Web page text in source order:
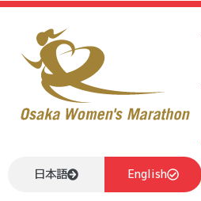
日本語 English